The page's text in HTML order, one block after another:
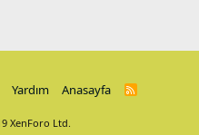
Yardım Anasayfa
R
XenForo Ltd.